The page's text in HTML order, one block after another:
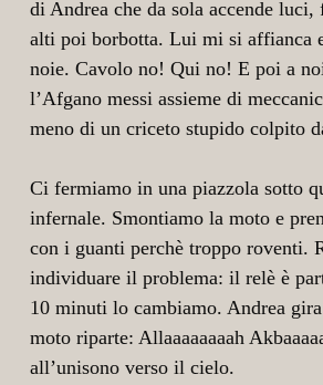
di Andrea che da sola accende
alti poi borbotta. Lui mi si affianca
noie. Cavolo no! Qui no! E poi a
l’Afgano messi assieme di
meno di un criceto stupido colpito
Ci fermiamo in una piazzola sotto
infernale. Smontiamo la moto e
con i guanti perchè troppo roventi.
individuare il problema: il relè è
10 minuti lo cambiamo. Andrea
moto riparte: Allaaaaaaaah
all’unisono verso il cielo.